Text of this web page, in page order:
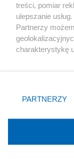
X
treści, pomiar
ulepszanie
Partnerzy
charakterystykę
zmienić/
znajdujący się
rodzaje
użytkownika,
przetwarzaniu.
PARTNERZY